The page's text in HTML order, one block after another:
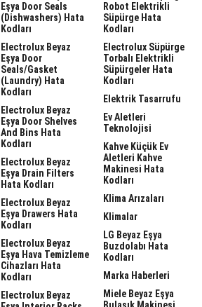
Eşya Door Seals
(dishwashers) Hata
Kodları
Electrolux Beyaz
Eşya Door
Seals/gasket
(laundry) Hata
Kodları
Electrolux Beyaz
Eşya Door Shelves
And Bins Hata
Kodları
Electrolux Beyaz
Eşya Drain Filters
Hata Kodları
Electrolux Beyaz
Eşya Drawers Hata
Kodları
Electrolux Beyaz
Eşya Hava Temizleme
Cihazları Hata
Kodları
Electrolux Beyaz
Robot Elektrikli
Süpürge Hata
Kodları
Electrolux Süpürge
Torbalı Elektrikli
Süpürgeler Hata
Kodları
Elektrik Tasarrufu
Ev Aletleri
Teknolojisi
Kahve Küçük Ev
Aletleri Kahve
Makinesi Hata
Kodları
Klima Arızaları
Klimalar
LG Beyaz Eşya
Buzdolabı Hata
Kodları
Marka Haberleri
Miele Beyaz Eşya
Bulaşık Makinesi